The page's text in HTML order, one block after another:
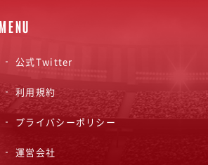
MENU
公式Twitter
利用規約
プライバシーポリシー
運営会社